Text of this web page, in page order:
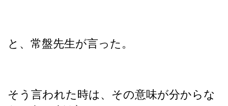
と、常盤先生が言った。
そう言われた時は、その意味が分からな